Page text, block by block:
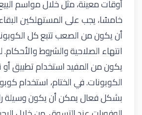
أوقات معينة، مثل خلال مواسم البيع
خامسًا، يجب على المستهلكين
أن يكون من الصعب تتبع كل
انتهاء الصلاحية والشروط والأحكام.
يكون من المفيد استخدام تطبيق أو
الكوبونات. في الختام، استخدام
بشكل فعال يمكن أن يكون وسيلة